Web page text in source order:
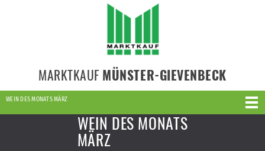
MARKTKAUF MÜNSTER-GIEVENBECK
WEIN DES MONATS MÄRZ
WEIN DES MONATS
MÄRZ